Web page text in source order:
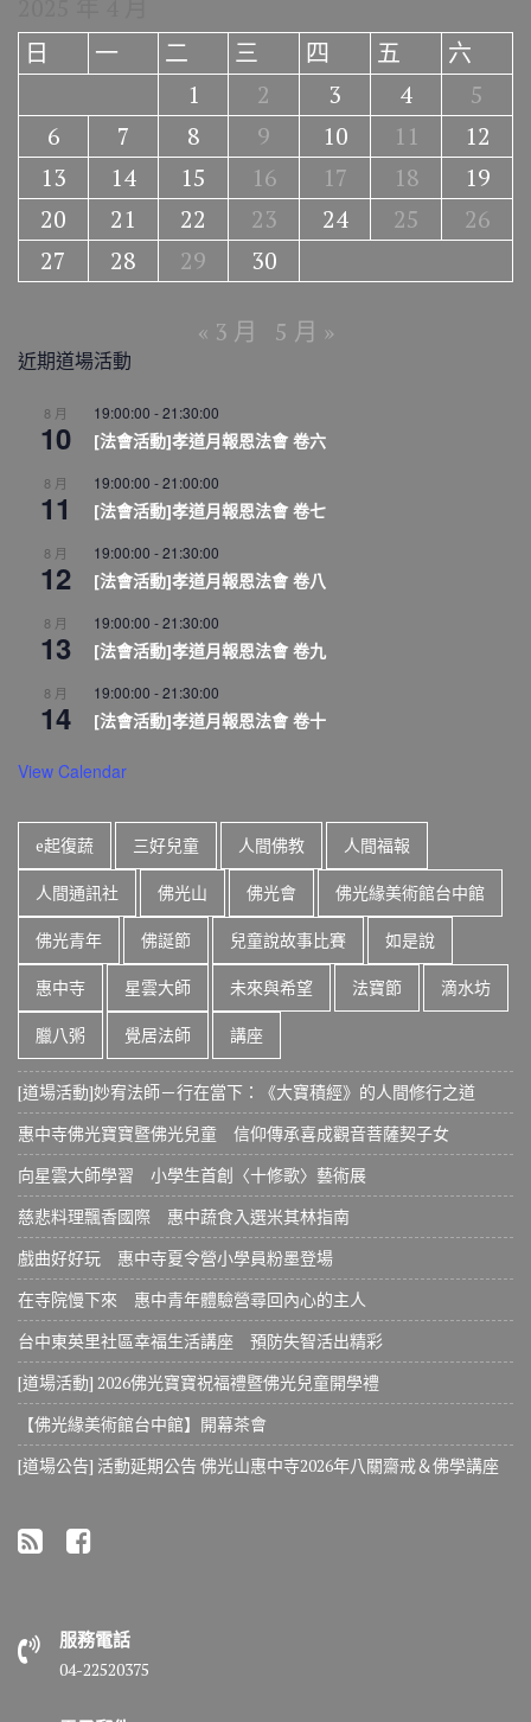
日
一 二 三 四 五
六
1
2 3 4
5
6
7 8 9 10 11
12
13
14 15 16 17 18
19
20
21 22 23 24 25
26
27
28 29 30
« 3 月 5 月 »
近期道場活動
8 月
10
19:00:00 -21:30:00
[法會活動]孝道月報恩法會 卷六
8 月
11
19:00:00 -21:00:00
[法會活動]孝道月報恩法會 卷七
8 月
12
19:00:00 -21:30:00
[法會活動]孝道月報恩法會 卷八
8 月
13
19:00:00 -21:30:00
[法會活動]孝道月報恩法會 卷九
8 月
14
19:00:00 -21:30:00
[法會活動]孝道月報恩法會 卷十
View Calendar
e起復蔬 三好兒童 人間佛教 人間福報
人間通訊社 佛光山 佛光會 佛光緣美術館台中館
佛光青年 佛誕節 兒童說故事比賽 如是說
惠中寺 星雲大師 未來與希望 法寶節 滴水坊
臘八粥 覺居法師 講座
[道場活動]妙宥法師－行在當下：《大寶積經》的人間修行之道
惠中寺佛光寶寶暨佛光兒童 信仰傳承喜成觀音菩薩契子女
向星雲大師學習 小學生首創〈十修歌〉藝術展
慈悲料理飄香國際 惠中蔬食入選米其林指南
戲曲好好玩 惠中寺夏令營小學員粉墨登場
在寺院慢下來 惠中青年體驗營尋回內心的主人
台中東英里社區幸福生活講座 預防失智活出精彩
[道場活動] 2026佛光寶寶祝福禮暨佛光兒童開學禮
【佛光緣美術館台中館】開幕茶會
[道場公告] 活動延期公告 佛光山惠中寺2026年八關齋戒＆佛學講座
服務電話
04-22520375